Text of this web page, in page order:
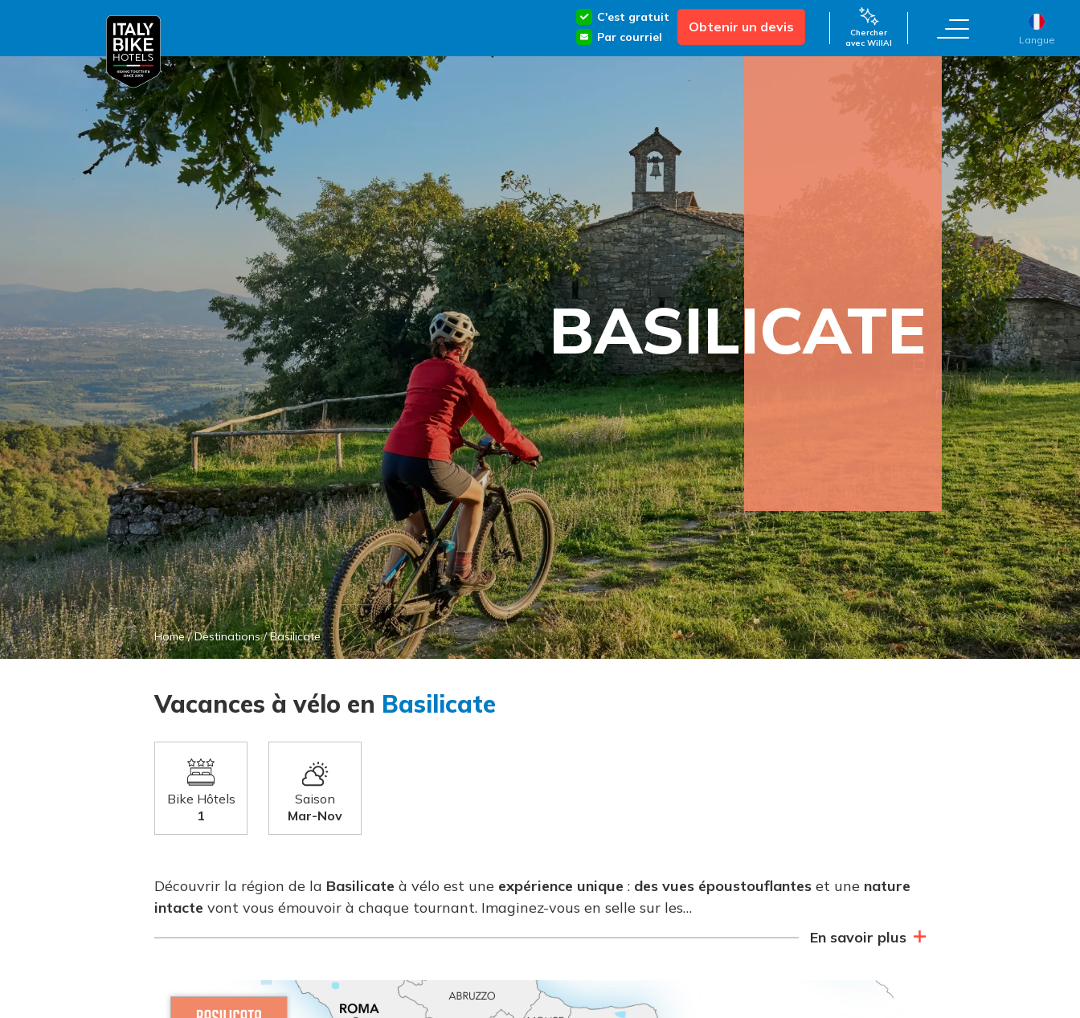
Chercher
avec WillAI
Obtenir un devis
C'est gratuit
Par courriel
Langue
BASILICATE
Home/Destinations/Basilicate
Vacances à vélo en Basilicate
Bike Hôtels
1
Saison
Mar-Nov
Découvrir la région de la Basilicate à vélo est une expérience unique : des vues époustouflantes et une nature
intacte vont vous émouvoir à chaque tournant. Imaginez-vous en selle sur les…
En savoir plus